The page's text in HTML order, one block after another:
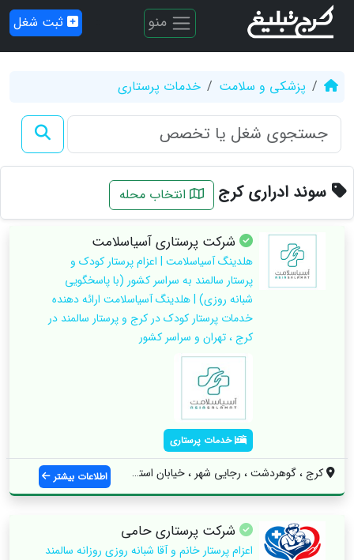
منو ثبت شغل
پزشکی و سلامت خدمات پرستاری
سوند ادراری کرج انتخاب محله
شرکت پرستاری آسیاسلامت
هلدینگ آسیاسلامت | اعزام پرستار کودک و
پرستار سالمند به سراسر کشور (با پاسخگویی
شبانه روزی) | هلدینگ آسیاسلامت ارائه دهنده
خدمات پرستار کودک در کرج و پرستار سالمند در
کرج ، تهران و سراسر کشور
خدمات پرستاری
کرج ، گوهردشت ، رجایی شهر ، خیابان استقل... اطلاعات بیشتر
شرکت پرستاری حامی
اعزام پرستار خانم و آقا شبانه روزی روزانه سالمند